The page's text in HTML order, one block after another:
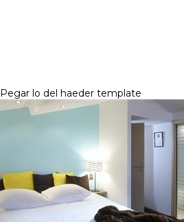
Pegar lo del haeder template